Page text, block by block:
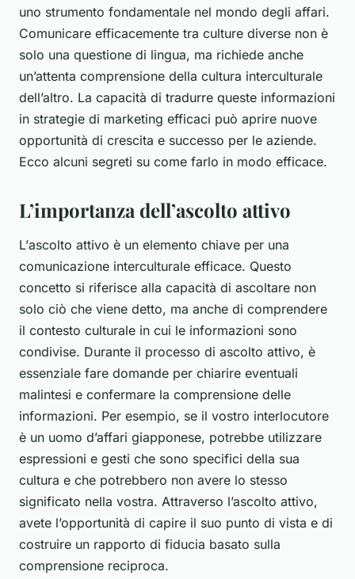
uno strumento fondamentale nel mondo degli affari.
Comunicare efficacemente tra culture diverse non è
solo una questione di lingua, ma richiede anche
un’attenta comprensione della cultura interculturale
dell’altro. La capacità di tradurre queste informazioni
in strategie di marketing efficaci può aprire nuove
opportunità di crescita e successo per le aziende.
Ecco alcuni segreti su come farlo in modo efficace.
L’importanza dell’ascolto attivo
L’ascolto attivo è un elemento chiave per una
comunicazione interculturale efficace. Questo
concetto si riferisce alla capacità di ascoltare non
solo ciò che viene detto, ma anche di comprendere
il contesto culturale in cui le informazioni sono
condivise. Durante il processo di ascolto attivo, è
essenziale fare domande per chiarire eventuali
malintesi e confermare la comprensione delle
informazioni. Per esempio, se il vostro interlocutore
è un uomo d’affari giapponese, potrebbe utilizzare
espressioni e gesti che sono specifici della sua
cultura e che potrebbero non avere lo stesso
significato nella vostra. Attraverso l’ascolto attivo,
avete l’opportunità di capire il suo punto di vista e di
costruire un rapporto di fiducia basato sulla
comprensione reciproca.